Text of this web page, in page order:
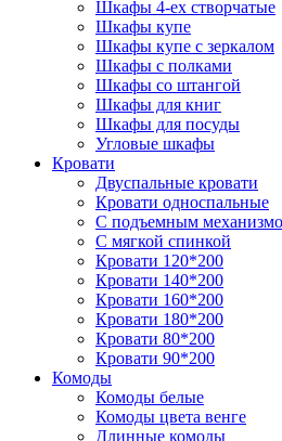
Шкафы 4-ех створчатые
Шкафы купе
Шкафы купе с зеркалом
Шкафы с полками
Шкафы со штангой
Шкафы для книг
Шкафы для посуды
Угловые шкафы
Кровати
Двуспальные кровати
Кровати односпальные
С подъемным
С мягкой спинкой
Кровати 120*200
Кровати 140*200
Кровати 160*200
Кровати 180*200
Кровати 80*200
Кровати 90*200
Комоды
Комоды белые
Комоды цвета венге
Длинные комоды